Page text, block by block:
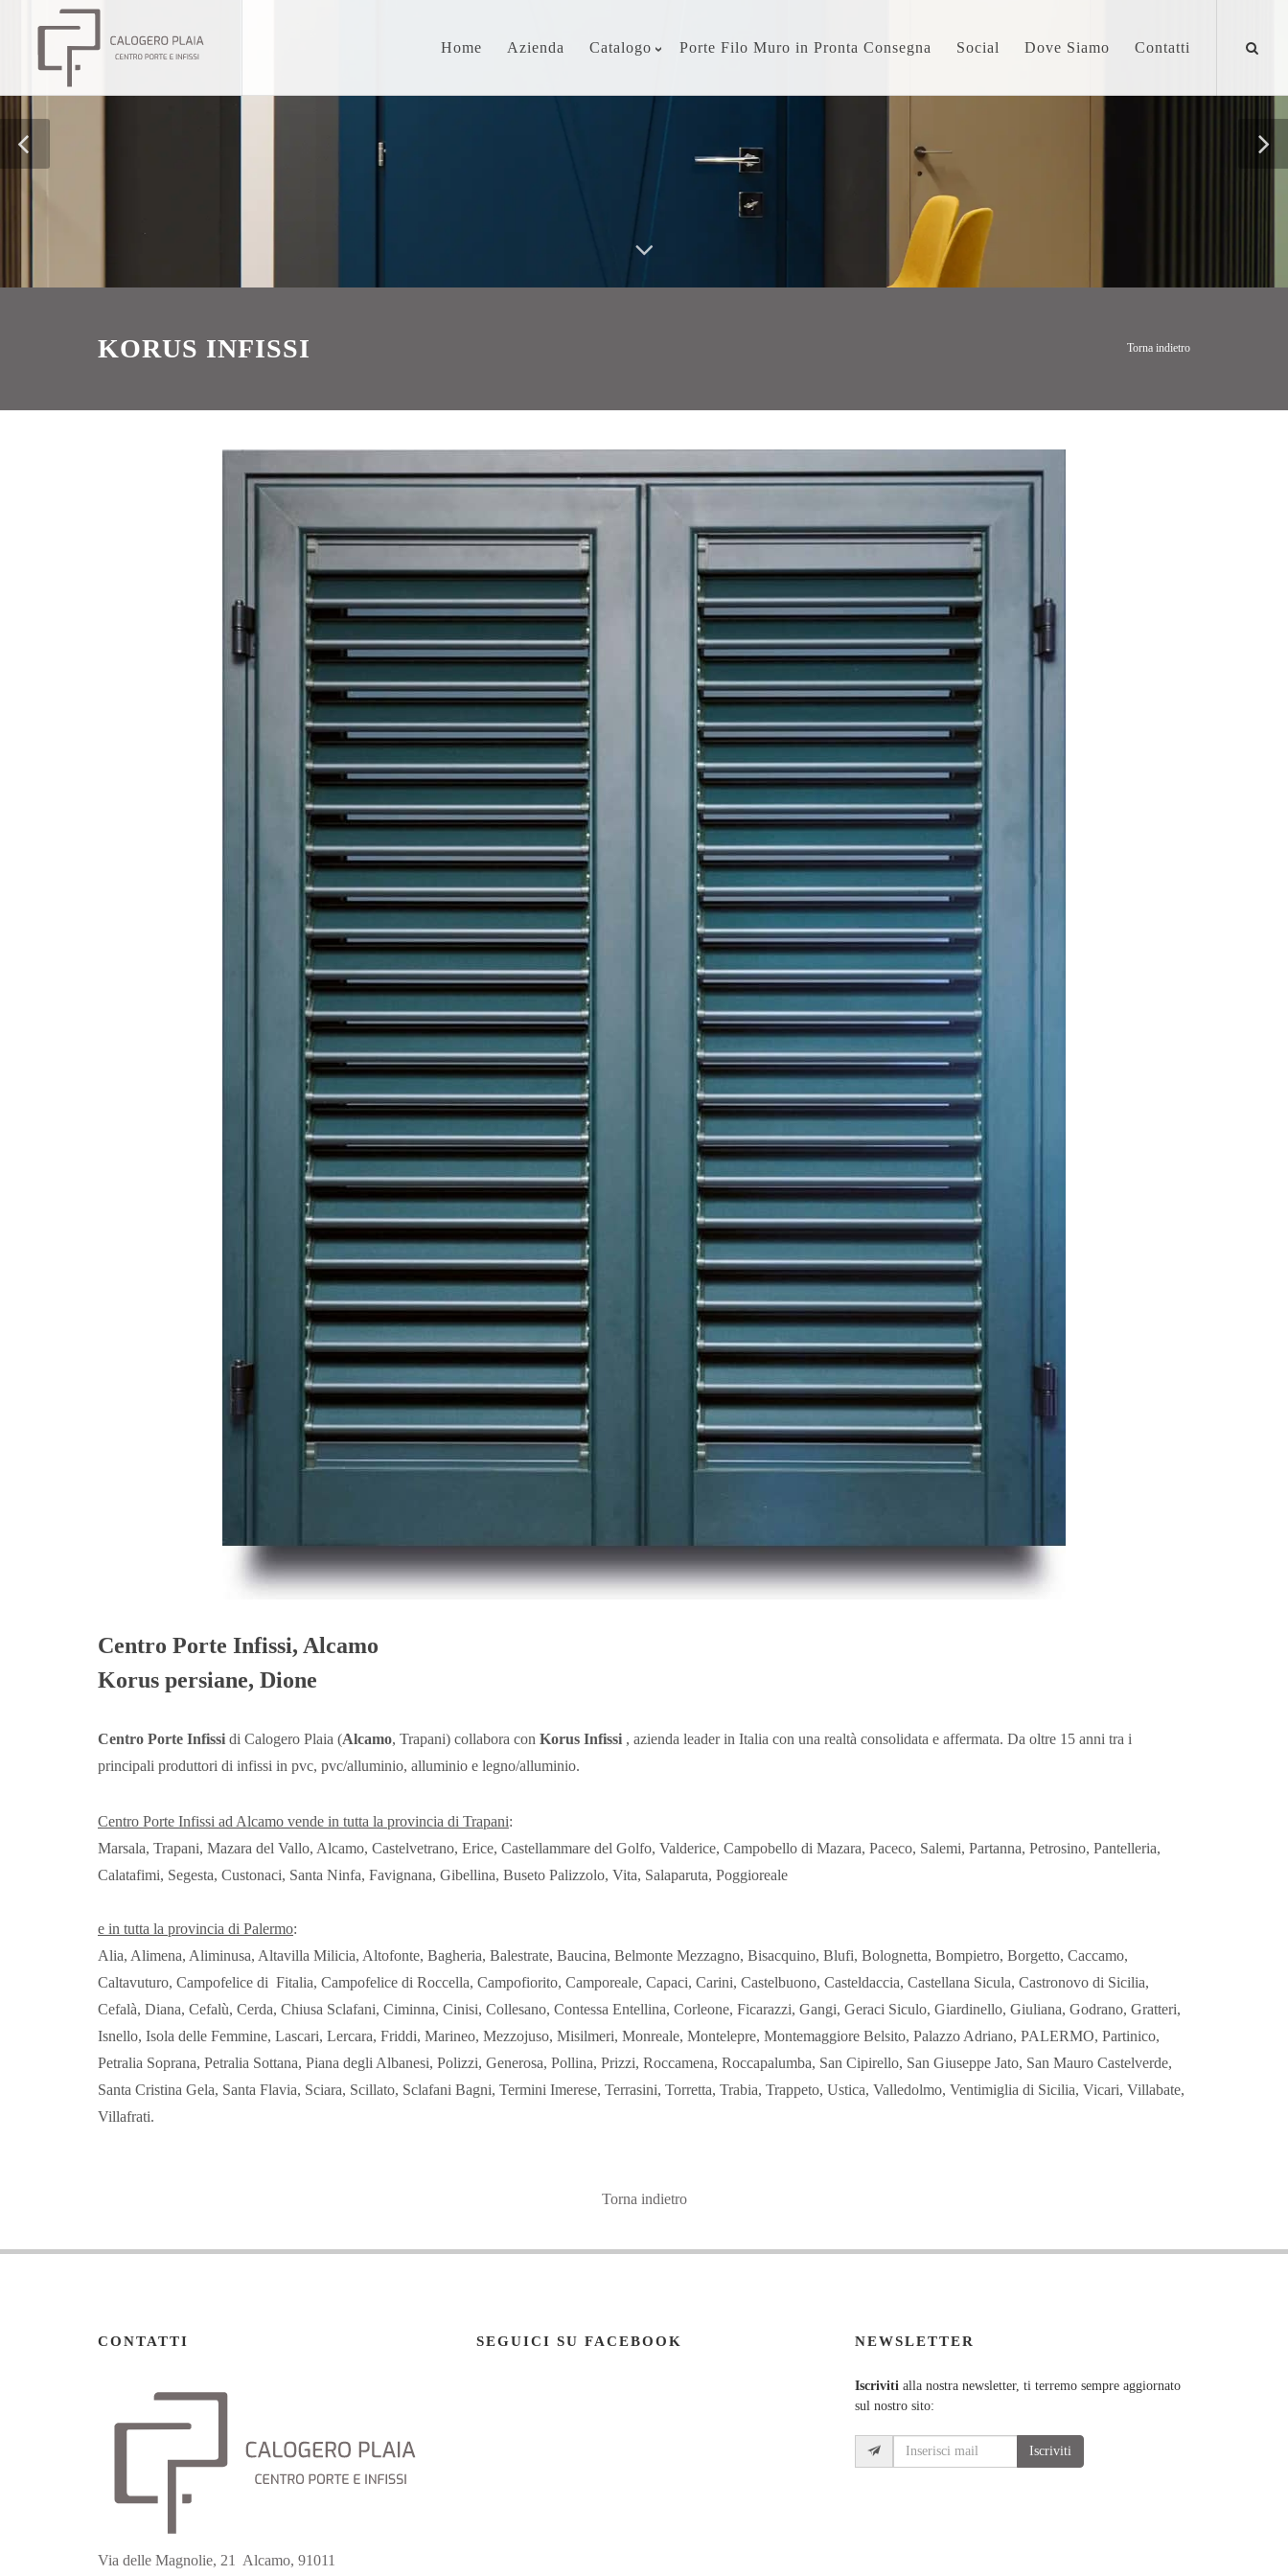
Home Azienda Catalogo Porte Filo Muro in Pronta Consegna Social Dove Siamo Contatti
KORUS INFISSI Torna indietro
Centro Porte Infissi, Alcamo
Korus persiane, Dione
Centro Porte Infissi di Calogero Plaia (Alcamo, Trapani) collabora con Korus Infissi , azienda leader in Italia con una realtà consolidata e affermata. Da oltre 15 anni tra i
principali produttori di infissi in pvc, pvc/alluminio, alluminio e legno/alluminio.
Centro Porte Infissi ad Alcamo vende in tutta la provincia di Trapani:
Marsala, Trapani, Mazara del Vallo, Alcamo, Castelvetrano, Erice, Castellammare del Golfo, Valderice, Campobello di Mazara, Paceco, Salemi, Partanna, Petrosino, Pantelleria,
Calatafimi, Segesta, Custonaci, Santa Ninfa, Favignana, Gibellina, Buseto Palizzolo, Vita, Salaparuta, Poggioreale
e in tutta la provincia di Palermo:
Alia, Alimena, Aliminusa, Altavilla Milicia, Altofonte, Bagheria, Balestrate, Baucina, Belmonte Mezzagno, Bisacquino, Blufi, Bolognetta, Bompietro, Borgetto, Caccamo,
Caltavuturo, Campofelice di Fitalia, Campofelice di Roccella, Campofiorito, Camporeale, Capaci, Carini, Castelbuono, Casteldaccia, Castellana Sicula, Castronovo di Sicilia,
Cefalà, Diana, Cefalù, Cerda, Chiusa Sclafani, Ciminna, Cinisi, Collesano, Contessa Entellina, Corleone, Ficarazzi, Gangi, Geraci Siculo, Giardinello, Giuliana, Godrano, Gratteri,
Isnello, Isola delle Femmine, Lascari, Lercara, Friddi, Marineo, Mezzojuso, Misilmeri, Monreale, Montelepre, Montemaggiore Belsito, Palazzo Adriano, PALERMO, Partinico,
Petralia Soprana, Petralia Sottana, Piana degli Albanesi, Polizzi, Generosa, Pollina, Prizzi, Roccamena, Roccapalumba, San Cipirello, San Giuseppe Jato, San Mauro Castelverde,
Santa Cristina Gela, Santa Flavia, Sciara, Scillato, Sclafani Bagni, Termini Imerese, Terrasini, Torretta, Trabia, Trappeto, Ustica, Valledolmo, Ventimiglia di Sicilia, Vicari, Villabate,
Villafrati.
Torna indietro
CONTATTI
Via delle Magnolie, 21 Alcamo, 91011
SEGUICI SU FACEBOOK NEWSLETTER
Iscrivitialla nostra newsletter, ti terremo sempre aggiornato
sul nostro sito:
Iscriviti